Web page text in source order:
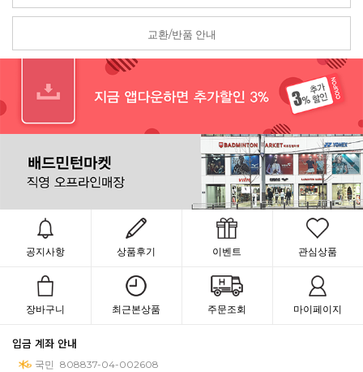
교환/반품 안내
공지사항 상품후기 이벤트 관심상품
장바구니 최근본상품 주문조회 마이페이지
입금 계좌 안내
국민 808837-04-002608